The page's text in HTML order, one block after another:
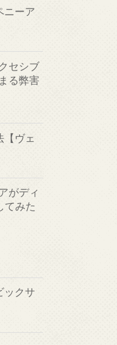
ニーア
セシブ
る弊害
【ヴェ
がディ
てみた
ックサ